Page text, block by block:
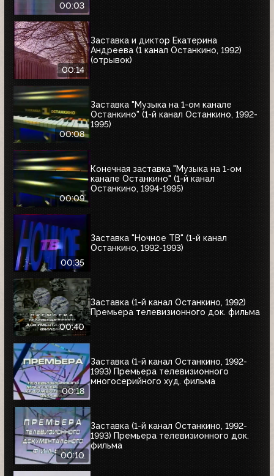
00:03
00:14
Заставка и диктор Екатерина
Андреева (1 канал Останкино, 1992)
(отрывок)
00:08
Заставка "Музыка на 1-ом канале
Останкино" (1-й канал Останкино, 1992-
1995)
00:09
Конечная заставка "Музыка на 1-ом
канале Останкино" (1-й канал
Останкино, 1994-1995)
00:35
Заставка "Ночное ТВ" (1-й канал
Останкино, 1992-1993)
00:40
Заставка (1-й канал Останкино, 1992)
Премьера телевизионного док. фильма
00:18
Заставка (1-й канал Останкино, 1992-
1993) Премьера телевизионного
многосерийного худ. фильма
00:10
Заставка (1-й канал Останкино, 1992-
1993) Премьера телевизионного док.
фильма